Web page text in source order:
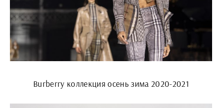
Burberry коллекция осень зима 2020-2021